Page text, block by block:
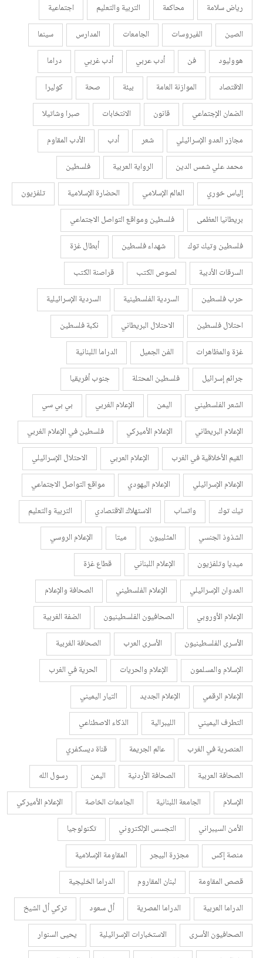
رياض سلامة
محاكمة التربية والتعليم
اجتماعية
الصين
الفيروسات الجامعات المدارس
سينما
هووليود
فن أدب عربي أدب غربي
دراما
الاقتصاد
الموازنة العامة بيئة صحة
كوليرا
الضمان الإجتماعي
قانون الانتخابات
صبرا وشاتيلا
مجازر العدو الإسرائيلي
شعر أدب
الأدب المقاوم
محمد علي شمس الدين
الرواية العربية
فلسطين
إلياس خوري
العالم الإسلامي الحضارة الإسلامية
تلفزيون
بريطانيا العظمى
فلسطين ومواقع التواصل الاجتماعي
فلسطين وتيك توك
شهداء فلسطين
أبطال غزة
السرقات الأدبية
لصوص الكتب
قراصنة الكتب
حرب فلسطين
السردية الفلسطينية
السردية الإسرائيلية
احتلال فلسطين
الاحتلال البريطاني
نكبة فلسطين
غزة والمظاهرات
الفن الجميل
الدراما اللبنانية
جرائم إسرائيل
فلسطين المحتلة
جنوب أفريقيا
الشعر الفلسطيني
اليمن الإعلام الغربي
بي بي سي
الإعلام البريطاني
الإعلام الأميركي
فلسطين في الإعلام الغربي
القيم الأخلاقية في الغرب
الإعلام العربي
الاحتلال الإسرائيلي
الإعلام الإسرائيلي
الإعلام اليهودي
مواقع التواصل الاجتماعي
تيك توك
واتساب الاستهلاك الاقتصادي
التربية والتعليم
الشذوذ الجنسي
المثلييون ميتا
الإعلام الروسي
ميديا وتلفزيون
الإعلام اللبناني
قطاع غزة
العدوان الإسرائيلي
الإعلام الفلسطيني
الصحافة والإعلام
الإعلام الأوروبي
الصحافيون الفلسطينيون
الضفة الغربية
الأسرى الفلسطينيون
الأسرى العرب
الصحافة الغربية
الإسلام والمسلمون
الإعلام والحريات
الحرية في الغرب
الإعلام الرقمي
الإعلام الجديد
التيار اليميني
التطرف اليميني
الليبرالية
الذكاء الاصطناعي
العنصرية في الغرب
عالم الجريمة
قناة ديسكفري
الصحافة العربية
الصحافة الأردنية اليمن
رسول الله
الإسلام
الجامعة اللبنانية الجامعات الخاصة
الإعلام الأميركي
الأمن السيبراني
التجسس الإلكتروني
تكنولوجيا
منصة إكس
مجزرة البيجر
المقاومة الإسلامية
قصص المقاومة
لبنان المقاروم
الدراما الخليجية
الدراما العربية
الدراما المصرية أل سعود
تركي أل الشيخ
الصحافيون الأسرى
الاستخبارات الإسرائيلية
يحيى السنوار